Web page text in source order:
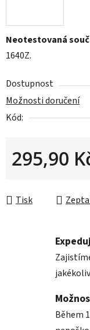
Neotestovaná
1640Z.
Dostupnost
Možnosti doručení
Kód:
295,90
Tisk
Během